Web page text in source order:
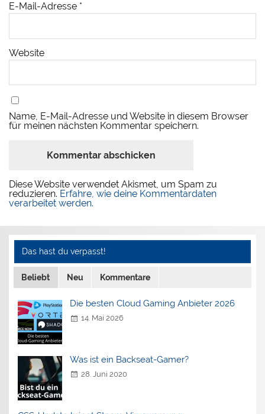
E-Mail-Adresse *
Website
Name, E-Mail-Adresse und Website in diesem Browser
für meinen nächsten Kommentar speichern.
Diese Website verwendet Akismet, um Spam zu
reduzieren. Erfahre, wie deine Kommentardaten
verarbeitet werden.
Das hast du verpasst!
Beliebt Neu Kommentare
Die besten Cloud Gaming Anbieter 2026
14. Mai 2026
Was ist ein Backseat-Gamer?
28. Juni 2020